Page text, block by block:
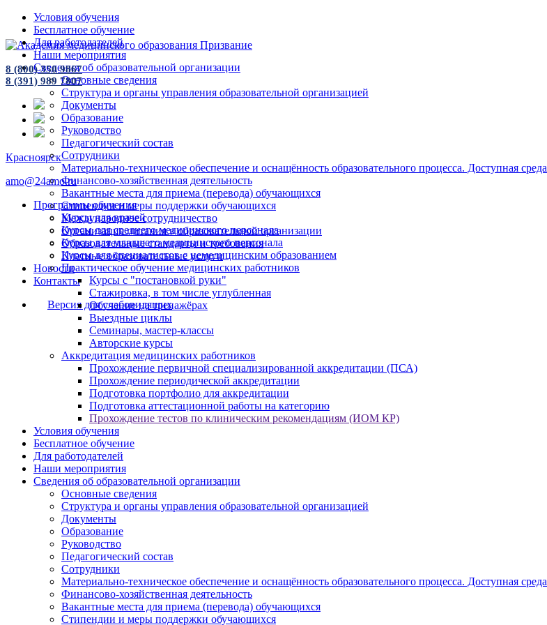
Условия обучения
Бесплатное обучение
Для работодателей
Наши мероприятия
Сведения об образовательной организации
Основные сведения
Структура и органы управления образовательной организацией
Документы
Образование
Руководство
Педагогический состав
Сотрудники
Материально-техническое обеспечение и оснащённость образовательного процесса. Доступная среда
Финансово-хозяйственная деятельность
Вакантные места для приема (перевода) обучающихся
Стипендии и меры поддержки обучающихся
Международное сотрудничество
Организация питания в образовательной организации
Образовательные стандарты и требования
Платные образовательные услуги
Новости
Контакты
Версия для слабовидящих
8 (800) 350 9867
8 (391) 989 7807
Красноярск
amo@24amo.ru
Программы обучения
Курсы для врачей
Курсы для среднего медицинского персонала
Курсы для младшего медицинского персонала
Курсы для специалистов с немедицинским образованием
Практическое обучение медицинских работников
Курсы с "постановкой руки"
Стажировка, в том числе углубленная
Обучение на тренажёрах
Выездные циклы
Семинары, мастер-классы
Авторские курсы
Аккредитация медицинских работников
Прохождение первичной специализированной аккредитации (ПСА)
Прохождение периодической аккредитации
Подготовка портфолио для аккредитации
Подготовка аттестационной работы на категорию
Прохождение тестов по клиническим рекомендациям (ИОМ КР)
Условия обучения
Бесплатное обучение
Для работодателей
Наши мероприятия
Сведения об образовательной организации
Основные сведения
Структура и органы управления образовательной организацией
Документы
Образование
Руководство
Педагогический состав
Сотрудники
Материально-техническое обеспечение и оснащённость образовательного процесса. Доступная среда
Финансово-хозяйственная деятельность
Вакантные места для приема (перевода) обучающихся
Стипендии и меры поддержки обучающихся